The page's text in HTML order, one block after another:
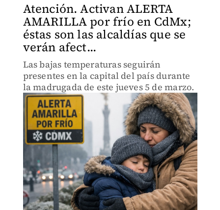
Atención. Activan ALERTA
AMARILLA por frío en CdMx;
éstas son las alcaldías que se
verán afect...
Las bajas temperaturas seguirán
presentes en la capital del país durante
la madrugada de este jueves 5 de marzo.